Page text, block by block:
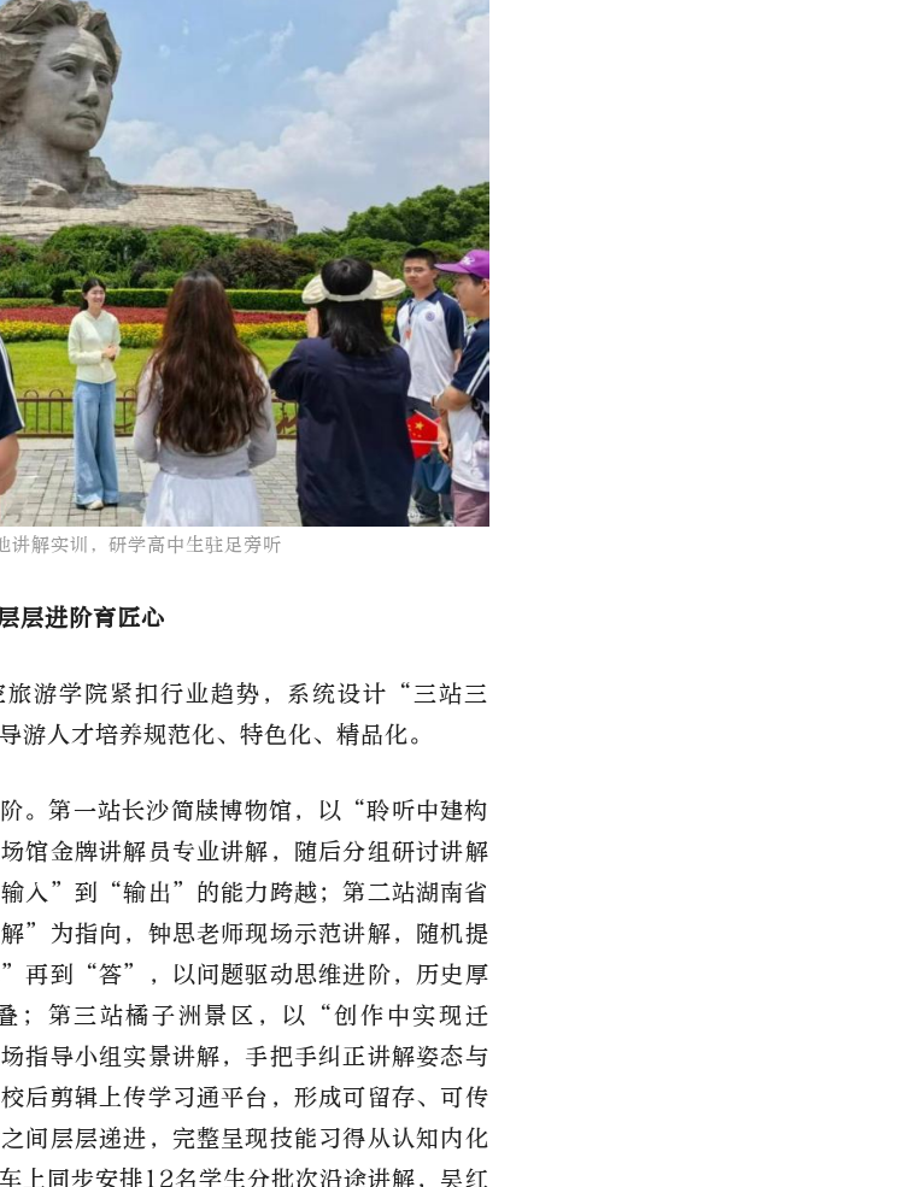
讲解实训，研学高中生驻足旁听​
层进阶育匠心
旅游学院紧扣行业趋势，系统设计“三站三
人才培养规范化、特色化、精品化。
。第一站长沙简牍博物馆，以“聆听中建构
馆金牌讲解员专业讲解，随后分组研讨讲解
入”到“输出”的能力跨越；第二站湖南省
”为指向，钟思老师现场示范讲解，随机提
到“答”，以问题驱动思维进阶，历史厚
；第三站橘子洲景区，以“创作中实现迁
指导小组实景讲解，手把手纠正讲解姿态与
后剪辑上传学习通平台，形成可留存、可传
间层层递进，完整呈现技能习得从认知内化
上同步安排12名学生分批次沿途讲解，吴红